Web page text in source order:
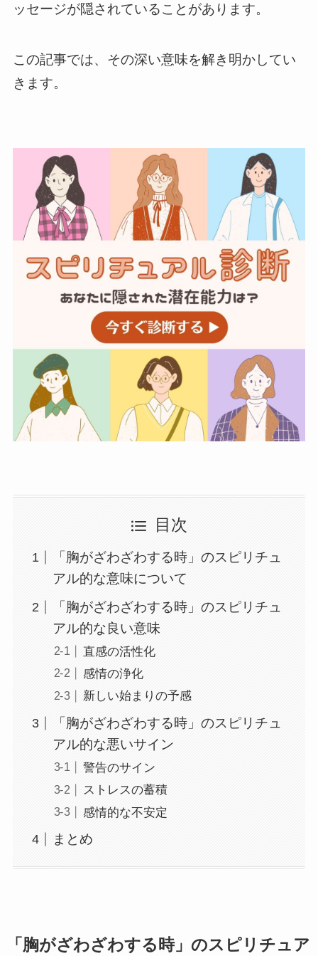
ッセージが隠されていることがあります。
この記事では、その深い意味を解き明かしてい
きます。
目次
「胸がざわざわする時」のスピリチュ
アル的な意味について
「胸がざわざわする時」のスピリチュ
アル的な良い意味
直感の活性化
感情の浄化
新しい始まりの予感
「胸がざわざわする時」のスピリチュ
アル的な悪いサイン
警告のサイン
ストレスの蓄積
感情的な不安定
まとめ
「胸がざわざわする時」のスピリチュア